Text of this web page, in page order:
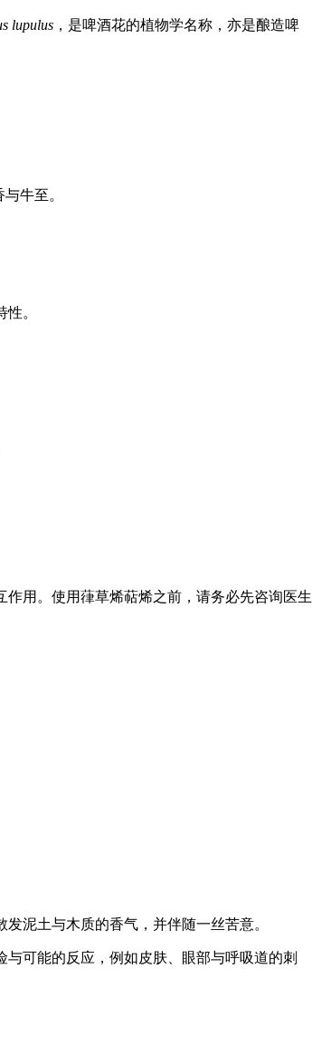
lupulus ，是啤酒花的植物学名称，亦是酿造啤
牛至。
。
用。使用葎草烯萜烯之前，请务必先咨询医生
泥土与木质的香气，并伴随一丝苦意。
可能的反应，例如皮肤、眼部与呼吸道的刺